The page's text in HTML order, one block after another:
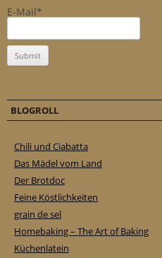
E-Mail*
BLOGROLL
Chili und Ciabatta
Das Mädel vom Land
Der Brotdoc
Feine Köstlichkeiten
grain de sel
Homebaking – The Art of Baking
Küchenlatein